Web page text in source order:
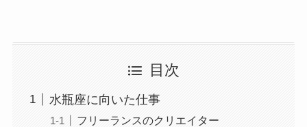
目次
水瓶座に向いた仕事
フリーランスのクリエイター